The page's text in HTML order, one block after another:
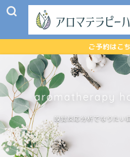
ご予約はこ
aromatherapy
嗅覚反応分析でなりたい